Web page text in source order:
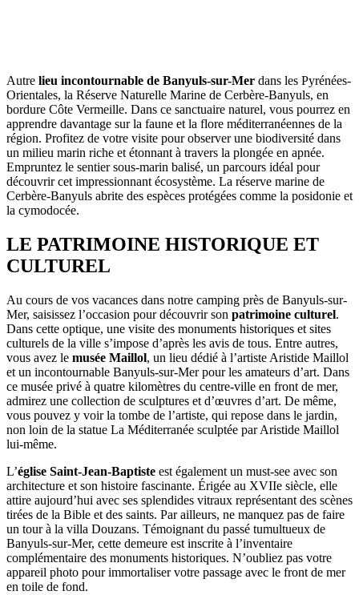
Autre lieu incontournable de Banyuls-sur-Mer dans les Pyrénées-
Orientales, la Réserve Naturelle Marine de Cerbère-Banyuls, en
bordure Côte Vermeille. Dans ce sanctuaire naturel, vous pourrez en
apprendre davantage sur la faune et la flore méditerranéennes de la
région. Profitez de votre visite pour observer une biodiversité dans
un milieu marin riche et étonnant à travers la plongée en apnée.
Empruntez le sentier sous-marin balisé, un parcours idéal pour
découvrir cet impressionnant écosystème. La réserve marine de
Cerbère-Banyuls abrite des espèces protégées comme la posidonie et
la cymodocée.
LE PATRIMOINE HISTORIQUE ET
CULTUREL
Au cours de vos vacances dans notre camping près de Banyuls-sur-
Mer, saisissez l’occasion pour découvrir son patrimoine culturel.
Dans cette optique, une visite des monuments historiques et sites
culturels de la ville s’impose d’après les avis de tous. Entre autres,
vous avez le musée Maillol, un lieu dédié à l’artiste Aristide Maillol
et un incontournable Banyuls-sur-Mer pour les amateurs d’art. Dans
ce musée privé à quatre kilomètres du centre-ville en front de mer,
admirez une collection de sculptures et d’œuvres d’art. De même,
vous pouvez y voir la tombe de l’artiste, qui repose dans le jardin,
non loin de la statue La Méditerranée sculptée par Aristide Maillol
lui-même.
L’église Saint-Jean-Baptiste est également un must-see avec son
architecture et son histoire fascinante. Érigée au XVIIe siècle, elle
attire aujourd’hui avec ses splendides vitraux représentant des scènes
tirées de la Bible et des saints. Par ailleurs, ne manquez pas de faire
un tour à la villa Douzans. Témoignant du passé tumultueux de
Banyuls-sur-Mer, cette demeure est inscrite à l’inventaire
complémentaire des monuments historiques. N’oubliez pas votre
appareil photo pour immortaliser votre passage avec le front de mer
en toile de fond.